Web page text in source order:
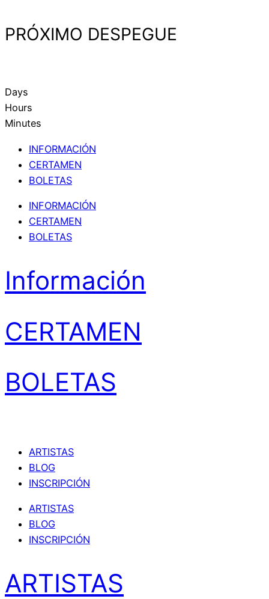
PRÓXIMO DESPEGUE
Days
Hours
Minutes
INFORMACIÓN
CERTAMEN
BOLETAS
INFORMACIÓN
CERTAMEN
BOLETAS
Información
CERTAMEN
BOLETAS
ARTISTAS
BLOG
INSCRIPCIÓN
ARTISTAS
BLOG
INSCRIPCIÓN
ARTISTAS